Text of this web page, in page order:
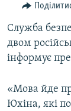
пошукуІНТЕРВ'Ю
ВСЕ ЗА ДЕНЬ
ВІДЕОУРОКИ
Русский
Служба
двом
інформує
«Мова йде
Юхіна, які